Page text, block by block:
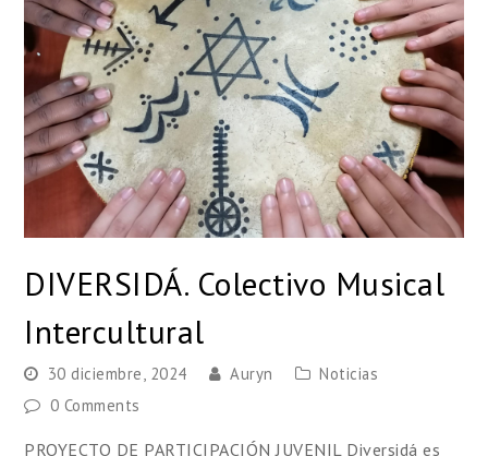
DIVERSIDÁ. Colectivo Musical
Intercultural
30 diciembre, 2024 Auryn
Noticias
0 Comments
PROYECTO DE PARTICIPACIÓN JUVENIL Diversidá es